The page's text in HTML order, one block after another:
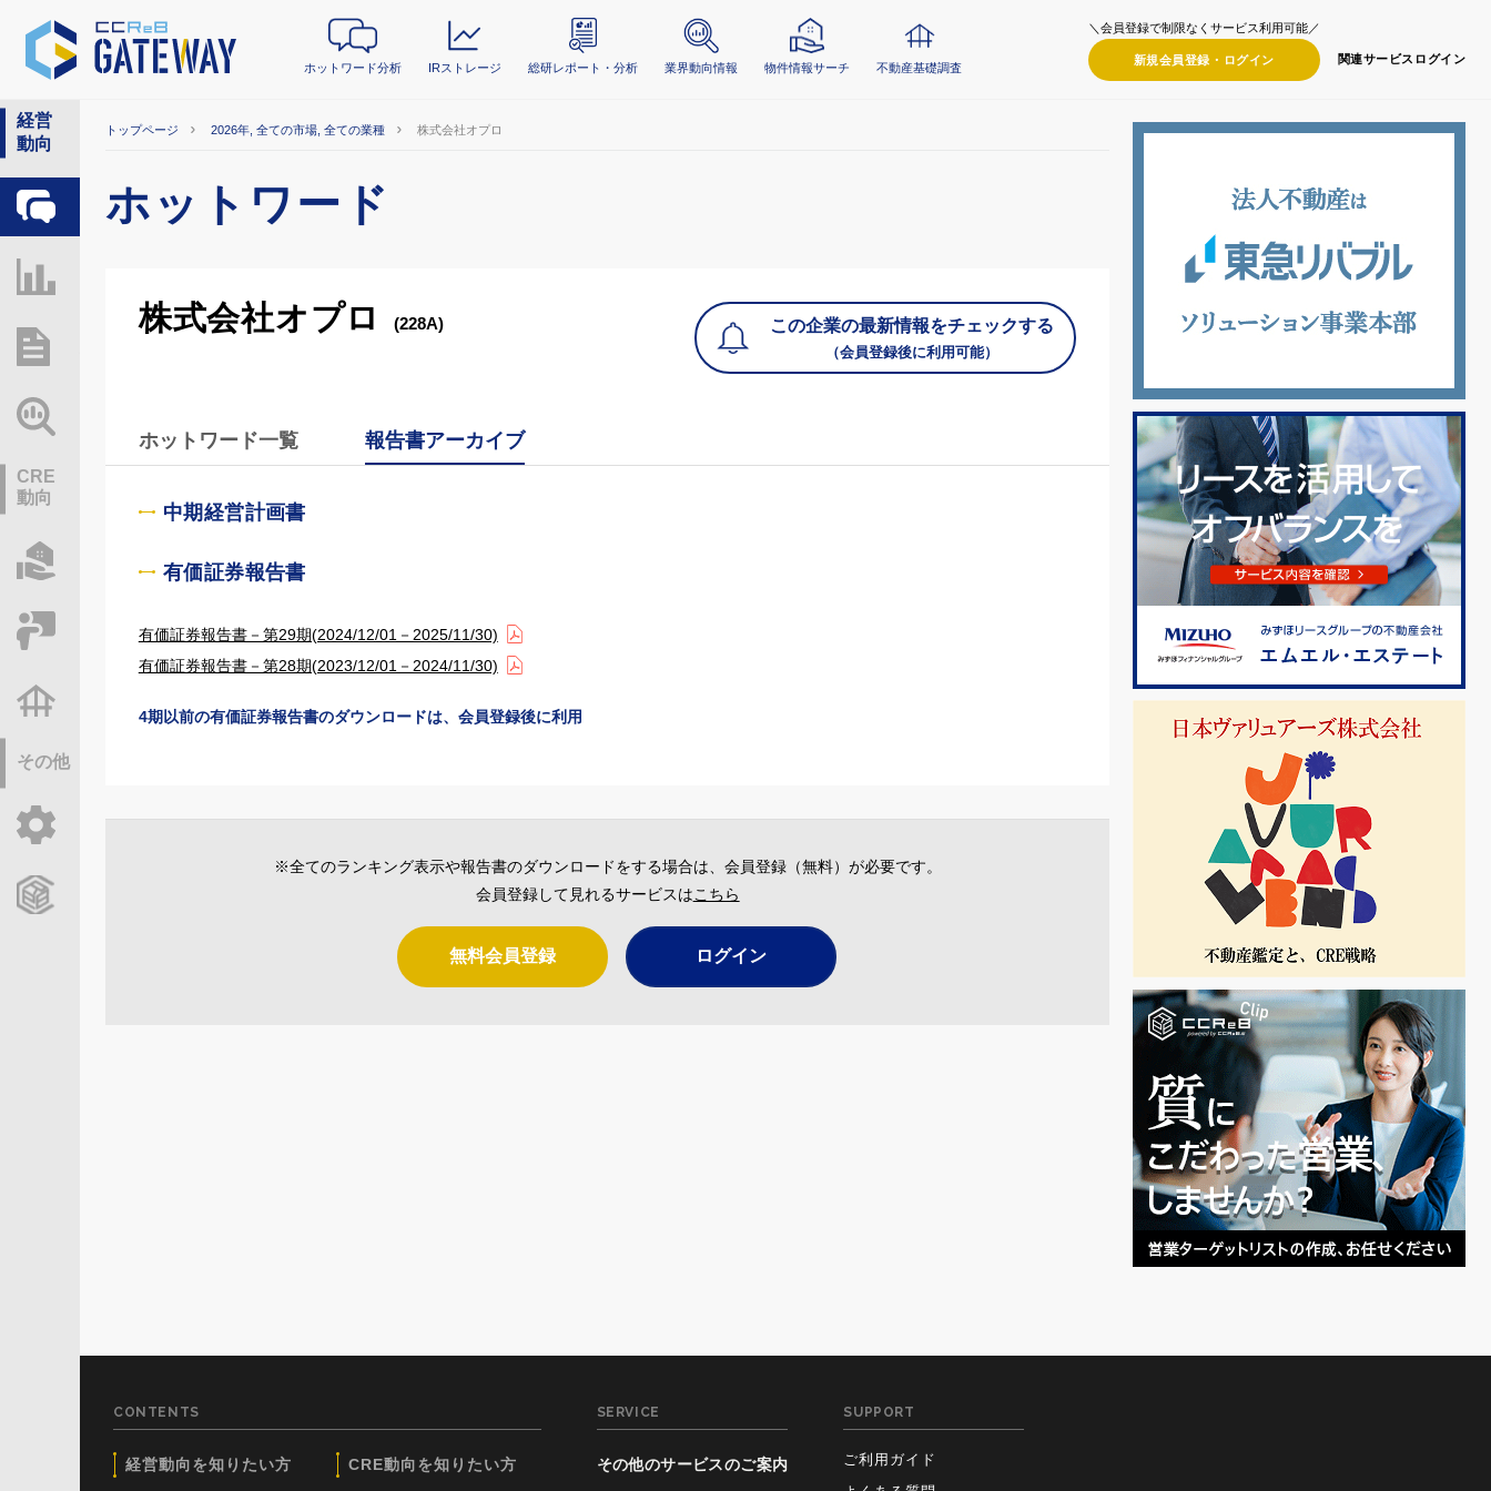
ホットワード分析 IRストレージ 総研レポート・分析 業界動向情報 物件情報サーチ 不動産基礎調査
＼会員登録で制限なくサービス利用可能／
新規会員登録・ ログイン 関連サービス ログイン
経営
動向
ホットワード分析
CRE
動向
物件情報サーチ
セミナー・研修
その他
ご利用ガイド
トップページ 2026年, 全ての市場, 全ての業種 株式会社オプロ
ホットワード
株式会社オプロ (228A) この企業の最新情報をチェックする
（会員登録後に利用可能）
ホットワード一覧 報告書アーカイブ
中期経営計画書
有価証券報告書
有価証券報告書－第29期(2024/12/01－2025/11/30)
有価証券報告書－第28期(2023/12/01－2024/11/30)
4期以前の有価証券報告書のダウンロードは、会員登録後に利用
※全てのランキング表示や報告書のダウンロードをする場合は、会員登録（無料）が必要です。
会員登録して見れるサービスはこちら
無料会員登録 ログイン
CONTENTS
経営動向を知りたい方 CRE動向を知りたい方
SERVICE
その他のサービスのご案内
SUPPORT
ご利用ガイド